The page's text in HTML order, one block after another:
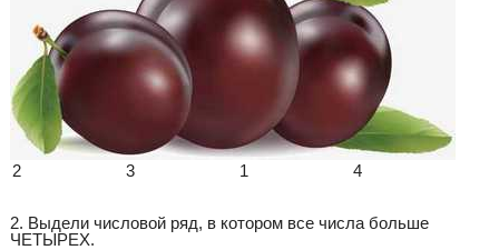
2 3 1 4
2. Выдели числовой ряд, в котором все числа больше
ЧЕТЫРЕХ.